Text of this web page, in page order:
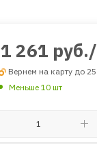
1 261 руб.
Вернем на карту до
Меньше 10 шт